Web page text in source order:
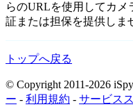
らのURLを使用してカメ
証または担保を提供しま
トップへ戻る
© Copyright 2011-2026
ー - 利用規約 - サービス